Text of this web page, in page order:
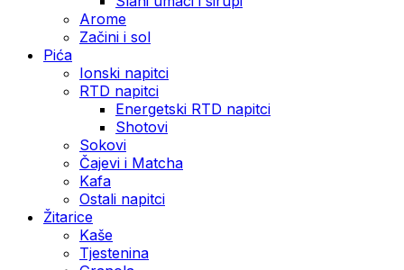
Arome
Začini i sol
Pića
Ionski napitci
RTD napitci
Energetski RTD napitci
Shotovi
Sokovi
Čajevi i Matcha
Kafa
Ostali napitci
Žitarice
Kaše
Tjestenina